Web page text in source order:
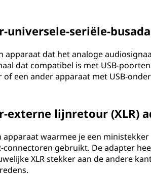
seriële-
apparaat dat het analoge
dat compatibel is met USB-
een ander apparaat met USB-
externe lijnretour (XLR)
apparaat waarmee je een
connectoren gebruikt. De adapter
XLR stekker aan de andere